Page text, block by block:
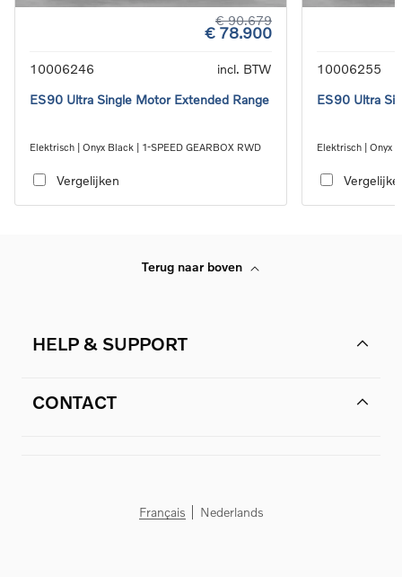
€ 90.679
€ 78.900
10006246
incl. BTW
ES90 Ultra Single Motor Extended Range
Elektrisch | Onyx Black | 1-SPEED GEARBOX RWD
Vergelijken
10006255
ES90 Ultra
Elektrisch | Onyx
Terug naar boven
HELP & SUPPORT
CONTACT
Français Nederlands